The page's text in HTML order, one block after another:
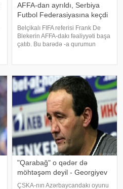
AFFA-dan ayrıldı, Serbiya
Futbol Federasiyasına keçdi
Belçikalı FIFA referisi Frank De
Blekerin AFFA-dakı fəaliyyəti başa
çatıb. Bu barədə -a qurumun
vəzifəsinə təyin olunan Frank De
Bleker
"Qarabağ" o qədər də
möhtəşəm deyil - Georgiyev
ÇSKA-nın Azərbaycandakı oyunu